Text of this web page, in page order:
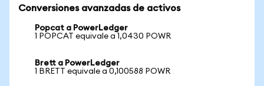
Conversiones avanzadas de activos
Popcat a PowerLedger
1 POPCAT equivale a 1,0430 POWR
Brett a PowerLedger
1 BRETT equivale a 0,100588 POWR